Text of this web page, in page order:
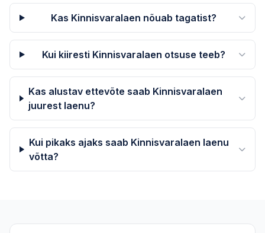
Kas Kinnisvaralaen nõuab tagatist?
Kui kiiresti Kinnisvaralaen otsuse teeb?
Kas alustav ettevõte saab Kinnisvaralaen
juurest laenu?
Kui pikaks ajaks saab Kinnisvaralaen laenu
võtta?